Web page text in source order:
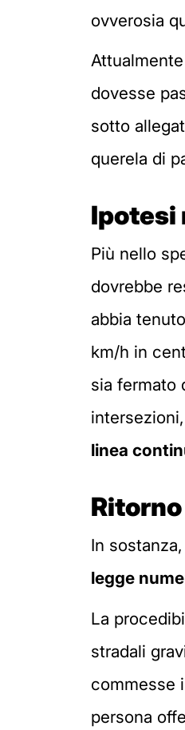
ovverosia
dovesse
sotto
querela di
Ipotesi
Più nello
dovrebbe
abbia
km/h in
sia fermato
linea
In
legge
La
stradali
commesse
persona